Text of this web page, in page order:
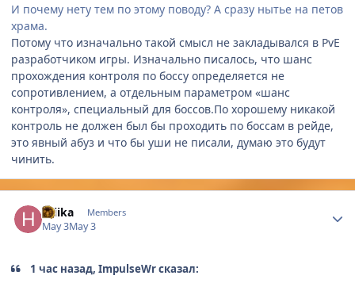
И почему нету тем по этому поводу? А сразу нытье на петов
храма.
Потому что изначально такой смысл не закладывался в PvE
разработчиком игры. Изначально писалось, что шанс
прохождения контроля по боссу определяется не
сопротивлением, а отдельным параметром «шанс
контроля», специальный для боссов.По хорошему никакой
контроль не должен был бы проходить по боссам в рейде,
это явный абуз и что бы уши не писали, думаю это будут
чинить.
Hjiika Members
May 3May 3
1 час назад, ImpulseWr сказал: